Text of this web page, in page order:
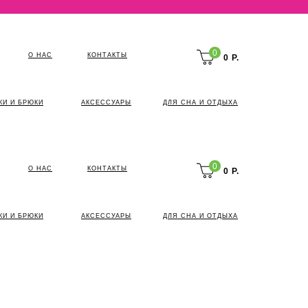
О НАС КОНТАКТЫ
И БРЮКИ АКСЕССУАРЫ ДЛЯ СНА И ОТДЫХА
0 0 Р.
О НАС КОНТАКТЫ
И БРЮКИ АКСЕССУАРЫ ДЛЯ СНА И ОТДЫХА
0 0 Р.